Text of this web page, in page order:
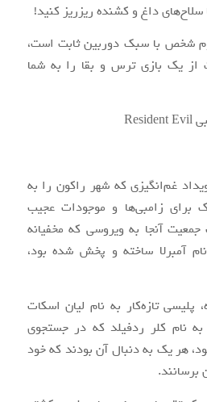
سلاح‌های داغ و کشنده ریزریز کنید!
شخص با سبک دوربین ثابت است،
از یک بازی ترس و بقا را به شما
غم‌انگیزی که شهر راکون را به
برای زامبی‌ها و موجودات عجیب
آنجا به ویروسی که مخفیانه
آمبرلا ساخته و پخش شده بود،
پلیسی تازه‌کار به نام لیان اسکات
نام کلر ردفیلد که در جستجوی
هر یک به دنبال آن بودند که خود
برسانند.